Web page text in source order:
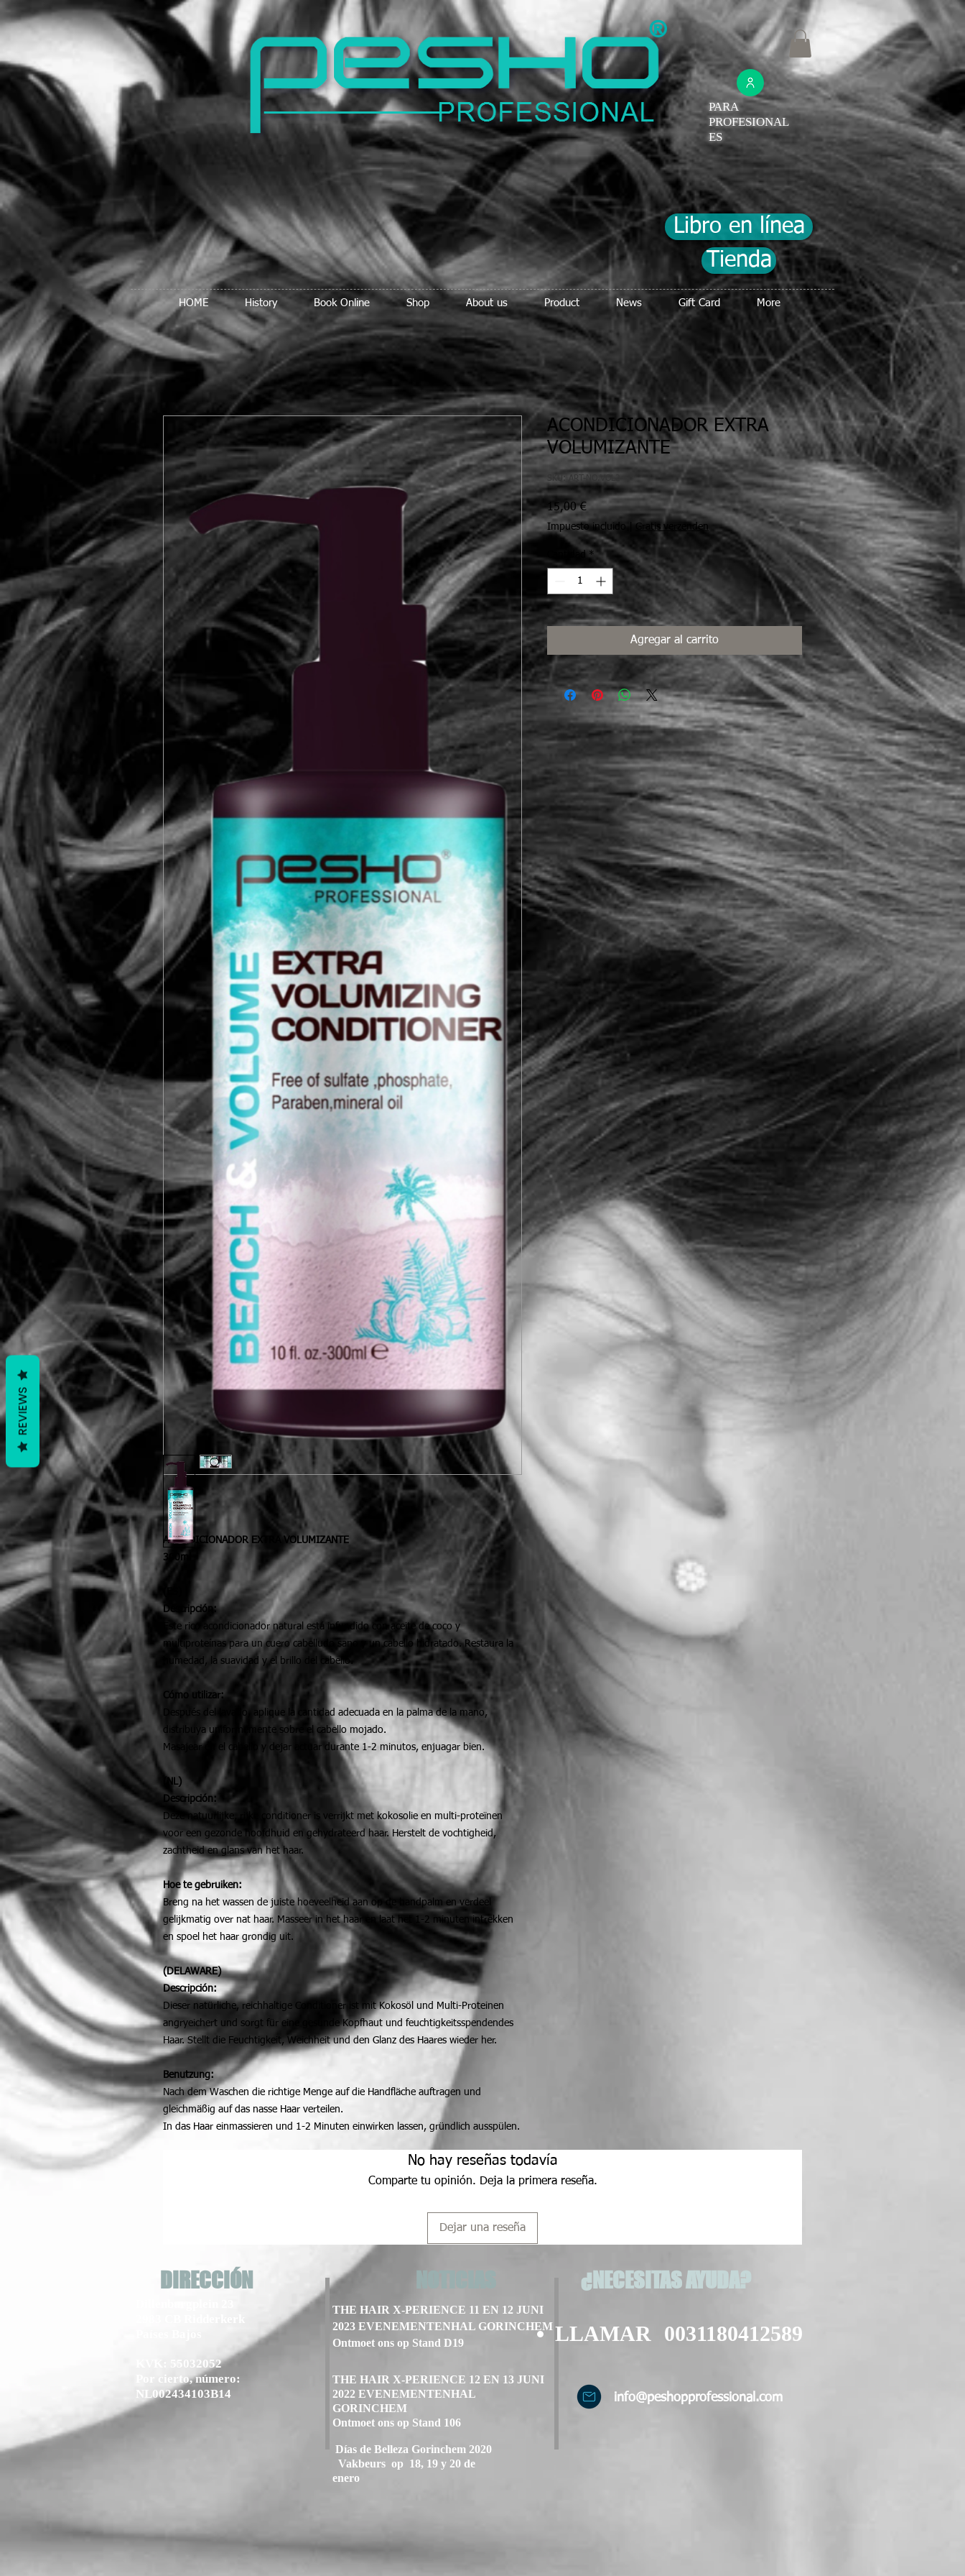
®
PARA
PROFESIONAL
ES
Libro en línea
Tienda
HOME History Book Online Shop About us Product News Gift Card More
ACONDICIONADOR EXTRA VOLUMIZANTE
300ml
Descripción:
Este rico acondicionador natural está infundido con aceite de coco y
multiproteínas para un cuero cabelludo sano y un cabello hidratado. Restaura la
humedad, la suavidad y el brillo del cabello.
Cómo utilizar:
Después del lavado, aplique la cantidad adecuada en la palma de la mano,
distribuya uniformemente sobre el cabello mojado.
Masajear en el cabello y dejar actuar durante 1-2 minutos, enjuagar bien.
(NL)
Descripción:
Deze natuurlijke, rijke conditioner is verrijkt met kokosolie en multi-proteïnen
voor een gezonde hoofdhuid en gehydrateerd haar. Herstelt de vochtigheid,
zachtheid en glans van het haar.
Hoe te gebruiken:
Breng na het wassen de juiste hoeveelheid aan op de handpalm en verdeel
gelijkmatig over nat haar. Masseer in het haar en laat het 1-2 minuten intrekken
en spoel het haar grondig uit.
(DELAWARE)
Descripción:
Dieser natürliche, reichhaltige Conditioner ist mit Kokosöl und Multi-Proteinen
angryeichert und sorgt für eine gesunde Kopfhaut und feuchtigkeitsspendendes
Haar. Stellt die Feuchtigkeit, Weichheit und den Glanz des Haares wieder her.
Benutzung:
Nach dem Waschen die richtige Menge auf die Handfläche auftragen und
gleichmäßig auf das nasse Haar verteilen.
In das Haar einmassieren und 1-2 Minuten einwirken lassen, gründlich ausspülen.
ACONDICIONADOR EXTRA
VOLUMIZANTE
SKU: ART-NO.VOL2
15,00 €Precio
Impuesto incluido Gratis verzenden
Cantidad *
Agregar al carrito
No hay reseñas todavía
Comparte tu opinión. Deja la primera reseña.
Dejar una reseña
DIRECCIÓN
KVK: 55032052
Por cierto, número:
NL002434103B14
THE HAIR X-PERIENCE 12 EN 13 JUNI
2022 EVENEMENTENHAL
GORINCHEM
Ontmoet ons op Stand 106
¿NECESITAS AYUDA?
LLAMAR 0031180412589
info@peshopprofessional.com
THE HAIR X-PERIENCE 11 EN 12 JUNI
2023 EVENEMENTENHAL GORINCHEM
Ontmoet ons op Stand D19
Días de Belleza Gorinchem 2020
Vakbeurs op 18, 19 y 20 de
enero
REVIEWS